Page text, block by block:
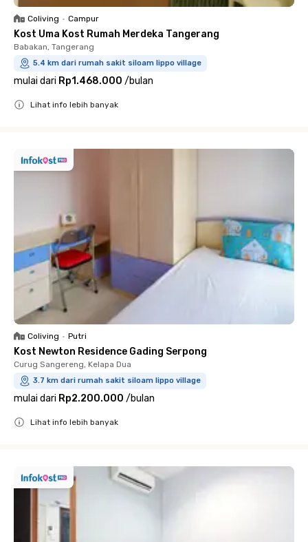
Coliving • Campur
Kost Uma Kost Rumah Merdeka Tangerang
Babakan, Tangerang
5.4 km dari rumah sakit siloam lippo village
mulai dari Rp1.468.000 /bulan
Lihat info lebih banyak
Coliving • Putri
Kost Newton Residence Gading Serpong
Curug Sangereng, Kelapa Dua
3.7 km dari rumah sakit siloam lippo village
mulai dari Rp2.200.000 /bulan
Lihat info lebih banyak